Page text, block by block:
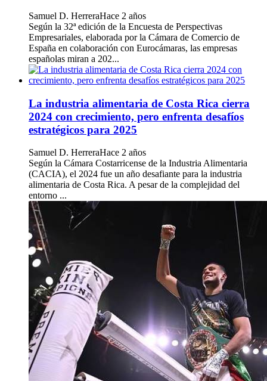
Samuel D. HerreraHace 2 años
Según la 32ª edición de la Encuesta de Perspectivas
Empresariales, elaborada por la Cámara de Comercio de
España en colaboración con Eurocámaras, las empresas
españolas miran a 202...
La industria alimentaria de Costa Rica cierra
2024 con crecimiento, pero enfrenta desafíos
estratégicos para 2025
Samuel D. HerreraHace 2 años
Según la Cámara Costarricense de la Industria Alimentaria
(CACIA), el 2024 fue un año desafiante para la industria
alimentaria de Costa Rica. A pesar de la complejidad del
entorno ...